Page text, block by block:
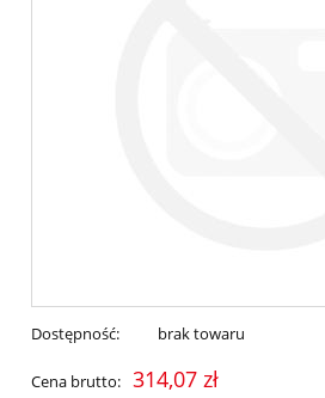
Dostępność: brak towaru
Cena brutto: 314,07 zł